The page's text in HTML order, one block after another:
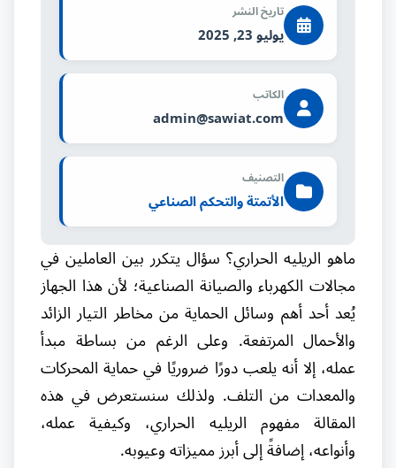
تاريخ النشر
يوليو 23, 2025
الكاتب
admin@sawiat.com
التصنيف
الأتمتة والتحكم الصناعي
ماهو الريليه الحراري؟ سؤال يتكرر بين العاملين في
مجالات الكهرباء والصيانة الصناعية؛ لأن هذا الجهاز
يُعد أحد أهم وسائل الحماية من مخاطر التيار الزائد
والأحمال المرتفعة. وعلى الرغم من بساطة مبدأ
عمله، إلا أنه يلعب دورًا ضروريًا في حماية المحركات
والمعدات من التلف. ولذلك سنستعرض في هذه
المقالة مفهوم الريليه الحراري، وكيفية عمله،
وأنواعه، إضافةً إلى أبرز مميزاته وعيوبه.